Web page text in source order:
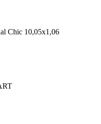
Chic 10,05x1,06